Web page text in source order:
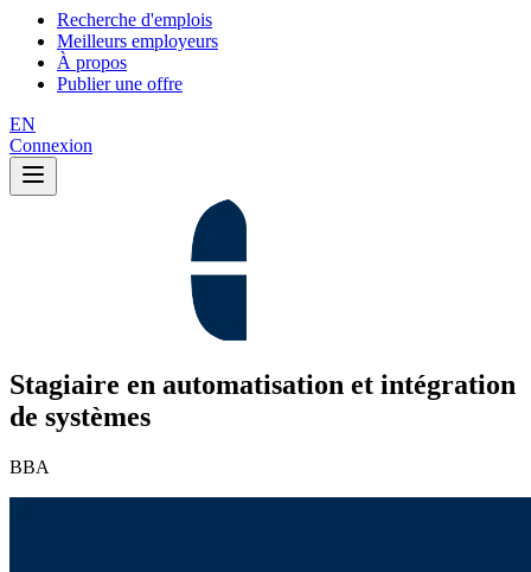
Recherche d'emplois
Meilleurs employeurs
À propos
Publier une offre
EN
Connexion
Stagiaire en automatisation et intégration
de systèmes
BBA